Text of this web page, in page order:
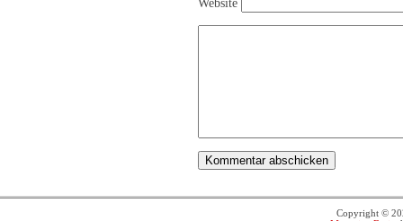
Website
Copyright ©